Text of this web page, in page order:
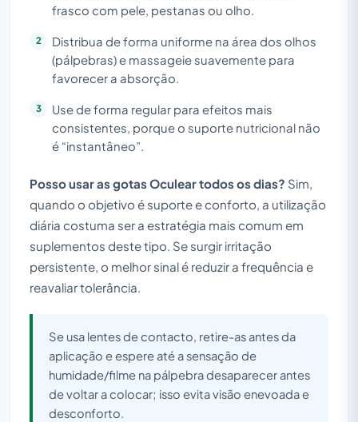
frasco com pele, pestanas ou olho.
Distribua de forma uniforme na área dos olhos
(pálpebras) e massageie suavemente para
favorecer a absorção.
Use de forma regular para efeitos mais
consistentes, porque o suporte nutricional não
é “instantâneo”.
Posso usar as gotas Oculear todos os dias? Sim,
quando o objetivo é suporte e conforto, a utilização
diária costuma ser a estratégia mais comum em
suplementos deste tipo. Se surgir irritação
persistente, o melhor sinal é reduzir a frequência e
reavaliar tolerância.
Se usa lentes de contacto, retire-as antes da
aplicação e espere até a sensação de
humidade/filme na pálpebra desaparecer antes
de voltar a colocar; isso evita visão enevoada e
desconforto.